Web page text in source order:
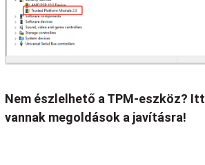
Nem észlelhető a TPM-eszköz? Itt
vannak megoldások a javításra!